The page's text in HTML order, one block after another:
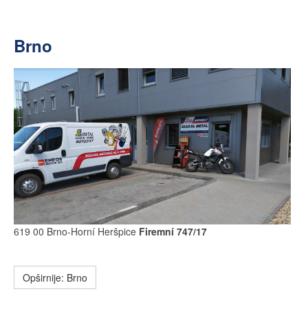
Brno
619 00 Brno-Horní Heršpice Firemní 747/17
Opširnije: Brno